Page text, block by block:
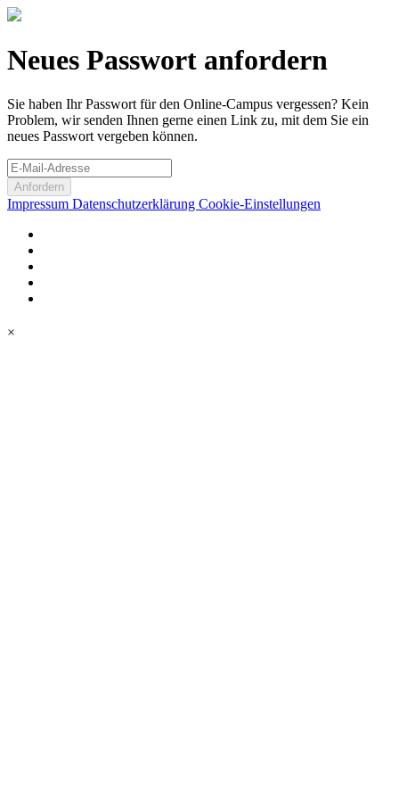
Neues Passwort anfordern
Sie haben Ihr Passwort für den Online-Campus vergessen? Kein
Problem, wir senden Ihnen gerne einen Link zu, mit dem Sie ein
neues Passwort vergeben können.
Anfordern
Impressum Datenschutzerklärung Cookie-Einstellungen
×